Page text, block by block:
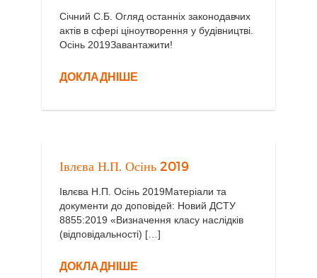
Січний С.Б. Огляд останніх законодавчих
актів в сфері ціноутворення у будівництві.
Осінь 2019Завантажити!
ДОКЛАДНІШЕ
Івлєва Н.П. Осінь 2019
Івлєва Н.П. Осінь 2019Матеріали та
документи до доповідей: Новий ДСТУ
8855:2019 «Визначення класу наслідків
(відповідальності) […]
ДОКЛАДНІШЕ